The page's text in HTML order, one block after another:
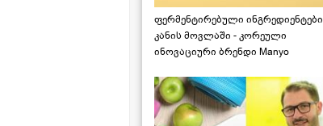
ფერმენტირებული ინგრედიენტები
კანის მოვლაში - კორეული
ინოვაციური ბრენდი Manyo